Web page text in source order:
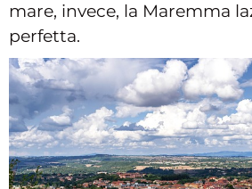
mare, invece, la Maremma
perfetta.